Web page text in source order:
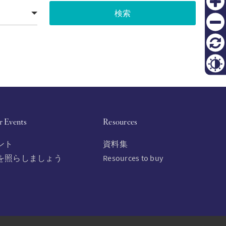
Zoom
in
Zoom
out
リセ
ット
KO
Events
ト
照らしましょう
Resources
資料集
Resources to buy